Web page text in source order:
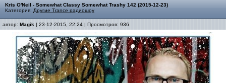
Kris O'Neil - Somewhat Classy Somewhat Trashy 142 (2015-12-23)
Категория: Другие Trance радиошоу
автор: Magik | 23-12-2015, 22:24 | Просмотров: 936